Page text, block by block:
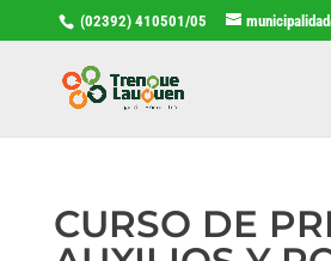
(02392) 410501/05
CURSO DE